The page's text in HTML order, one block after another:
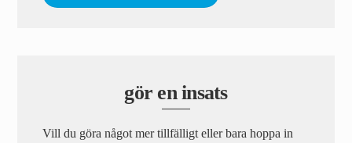
gör en insats
Vill du göra något mer tillfälligt eller bara hoppa in